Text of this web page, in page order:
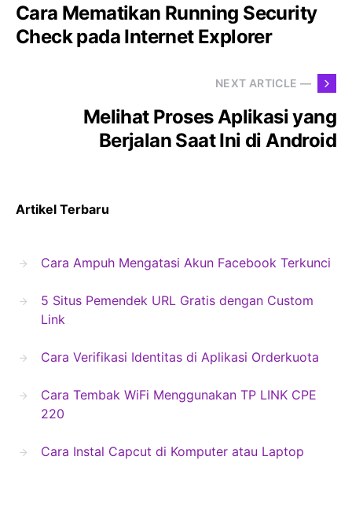
Cara Mematikan Running Security
Check pada Internet Explorer
NEXT ARTICLE —
Melihat Proses Aplikasi yang
Berjalan Saat Ini di Android
Artikel Terbaru
Cara Ampuh Mengatasi Akun Facebook Terkunci
5 Situs Pemendek URL Gratis dengan Custom
Link
Cara Verifikasi Identitas di Aplikasi Orderkuota
Cara Tembak WiFi Menggunakan TP LINK CPE
220
Cara Instal Capcut di Komputer atau Laptop